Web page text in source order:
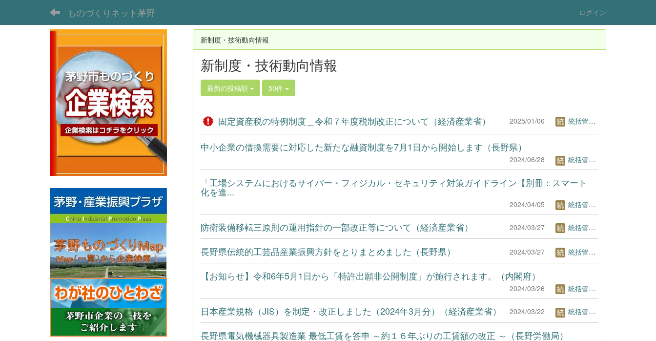
ものづくりネット茅野 ログイン
新制度・技術動向情報
新制度・技術動向情報
最新の投稿順 50件
固定資産税の特例制度＿令和７年度税制改正について（経済産業省） 2025/01/06 統括管理者1
中小企業の借換需要に対応した新たな融資制度を7月1日から開始します（長野県）
2024/06/28 統括管理者1
「工場システムにおけるサイバー・フィジカル・セキュリティ対策ガイドライン【別冊：スマート
化を進...
2024/04/05 統括管理者1
防衛装備移転三原則の運用指針の一部改正等について（経済産業省） 2024/03/27 統括管理者1
長野県伝統的工芸品産業振興方針をとりまとめました（長野県） 2024/03/27 統括管理者1
【お知らせ】令和6年5月1日から「特許出願非公開制度」が施行されます。（内閣府）
2024/03/26 統括管理者1
日本産業規格（JIS）を制定・改正しました（2024年3月分）（経済産業省） 2024/03/22 統括管理者1
長野県電気機械器具製造業 最低工賃を答申 ～約１６年ぶりの工賃額の改正 ～（長野労働局）